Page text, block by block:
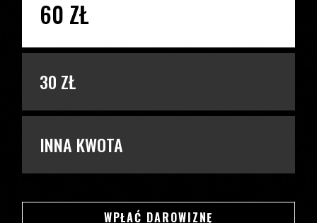
60 ZŁ
30 ZŁ
INNA KWOTA
WPŁAĆ DAROWIZNĘ